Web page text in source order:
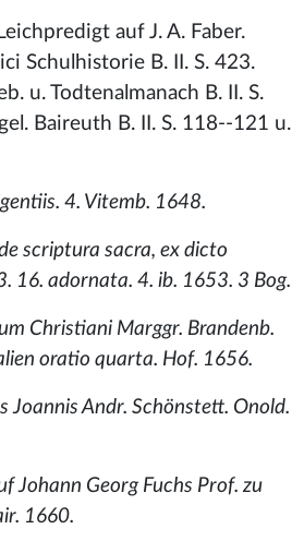
auf J. A. Faber.
Schulhistorie B. II. S. 423.
u. Todtenalmanach B. II. S.
Baireuth B. II. S. 118--121 u.
4. Vitemb. 1648.
scriptura sacra, ex dicto
16. adornata. 4. ib. 1653. 3 Bog.
Christiani Marggr. Brandenb.
oratio quarta. Hof. 1656.
Joannis Andr. Schönstett. Onold.
Johann Georg Fuchs Prof. zu
1660.